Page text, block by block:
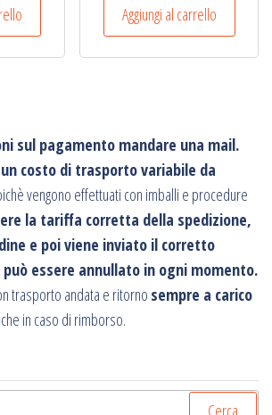
attuale
è:
€470,00.
originale
era:
€617,00.
attuale
è:
€482,00.
Aggiungi al carrello
sul pagamento mandare una mail.
costo di trasporto variabile da
vengono effettuati con imballi e procedure
la tariffa corretta della spedizione,
e poi viene inviato il corretto
essere annullato in ogni momento.
trasporto andata e ritorno sempre a carico
in caso di rimborso.